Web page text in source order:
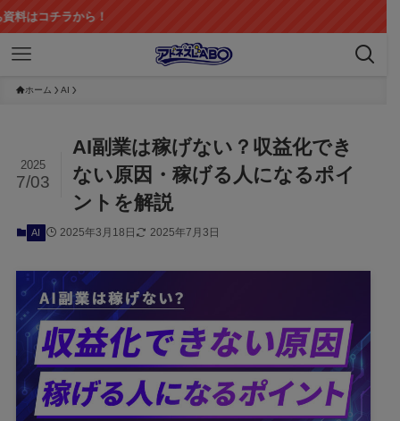
！
ホーム AI
AI副業は稼げない？収益化でき
ない原因・稼げる人になるポイ
ントを解説
2025
7/03
AI 2025年3月18日 2025年7月3日